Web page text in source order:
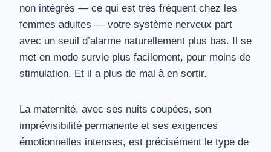
non intégrés — ce qui est très fréquent chez les
femmes adultes — votre système nerveux part
avec un seuil d’alarme naturellement plus bas. Il se
met en mode survie plus facilement, pour moins de
stimulation. Et il a plus de mal à en sortir.
La maternité, avec ses nuits coupées, son
imprévisibilité permanente et ses exigences
émotionnelles intenses, est précisément le type de